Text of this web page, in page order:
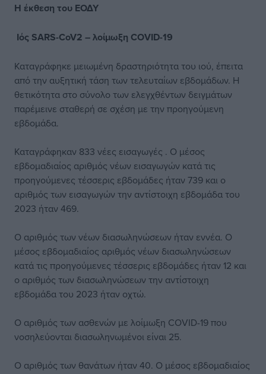
Η έκθεση του ΕΟΔΥ
Ιός SARS-CoV2 – λοίμωξη COVID-19
Καταγράφηκε μειωμένη δραστηριότητα του ιού, έπειτα
από την αυξητική τάση των τελευταίων εβδομάδων. Η
θετικότητα στο σύνολο των ελεγχθέντων δειγμάτων
παρέμεινε σταθερή σε σχέση με την προηγούμενη
εβδομάδα.
Καταγράφηκαν 833 νέες εισαγωγές . Ο μέσος
εβδομαδιαίος αριθμός νέων εισαγωγών κατά τις
προηγούμενες τέσσερις εβδομάδες ήταν 739 και ο
αριθμός των εισαγωγών την αντίστοιχη εβδομάδα του
2023 ήταν 469.
Ο αριθμός των νέων διασωληνώσεων ήταν εννέα. Ο
μέσος εβδομαδιαίος αριθμός νέων διασωληνώσεων
κατά τις προηγούμενες τέσσερις εβδομάδες ήταν 12 και
ο αριθμός των διασωληνώσεων την αντίστοιχη
εβδομάδα του 2023 ήταν οχτώ.
Ο αριθμός των ασθενών με λοίμωξη COVID-19 που
νοσηλεύονται διασωληνωμένοι είναι 25.
Ο αριθμός των θανάτων ήταν 40. Ο μέσος εβδομαδιαίος